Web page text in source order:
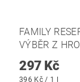
FAMILY
VÝBĚR Z
297 Kč
396 Kč / 1 l